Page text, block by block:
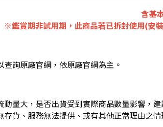
含基
※鑑賞期非試用期，此商品若已拆封使用(安
詢原廠官網，依原廠官網為主。
動量大，是否出貨受到實際商品數量影響，
貨、服務無法提供、或有其他正當理由之